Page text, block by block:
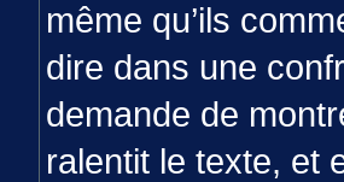
même qu’ils
dire dans une
demande de
ralentit le texte, et